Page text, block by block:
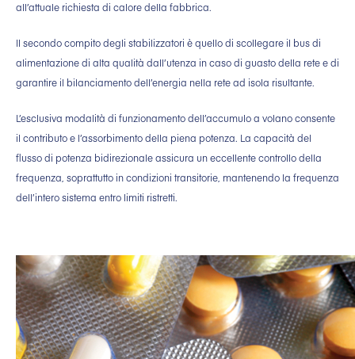
all’attuale richiesta di calore della fabbrica.
Il secondo compito degli stabilizzatori è quello di scollegare il bus di
alimentazione di alta qualità dall’utenza in caso di guasto della rete e di
garantire il bilanciamento dell’energia nella rete ad isola risultante.
L’esclusiva modalità di funzionamento dell’accumulo a volano consente
il contributo e l’assorbimento della piena potenza. La capacità del
flusso di potenza bidirezionale assicura un eccellente controllo della
frequenza, soprattutto in condizioni transitorie, mantenendo la frequenza
dell’intero sistema entro limiti ristretti.